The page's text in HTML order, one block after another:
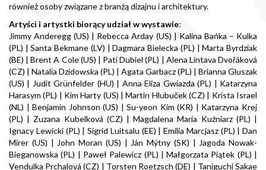
również osoby związane z branżą dizajnu i architektury.
Artyści i artystki biorący udział w wystawie:
Jimmy Anderegg (US) | Rebecca Arday (US) | Kalina Bańka – Kulka
(PL) | Santa Bekmane (LV) | Dagmara Bielecka (PL) | Marta Byrdziak
(BE) | Brent A Cole (US) | Pati Dubiel (PL) | Alena Lintava Dvořáková
(CZ) | Natalia Dzidowska (PL) | Agata Garbacz (PL) | Brianna Gluszak
(US) | Judit Grünfelder (HU) | Anna Eliza Gwiazda (PL) | Katarzyna
Harasym (PL) | Kim Harty (US) | Martin Hlubuček (CZ) | Krista Israel
(NL) | Benjamin Johnson (US) | Su-yeon Kim (KR) | Katarzyna Krej
(PL) | Zuzana Kubelková (CZ) | Magdalena Maria Kuźniarz (PL) |
Ignacy Lewicki (PL) | Sigrid Luitsalu (EE) | Emilia Marcjasz (PL) | Dan
Mirer (US) | John Moran (US) | Ján Mýtny (SK) | Jagoda Nowak-
Bieganowska (PL) | Paweł Palewicz (PL) | Małgorzata Piątek (PL) |
Vendulka Prchalová (CZ) | Torsten Roetzsch (DE) | Taniguchi Sakae